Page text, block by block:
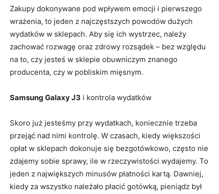
Zakupy dokonywane pod wpływem emocji i pierwszego
wrażenia, to jeden z najczęstszych powodów dużych
wydatków w sklepach. Aby się ich wystrzec, należy
zachować rozwagę oraz zdrowy rozsądek – bez względu
na to, czy jesteś w sklepie obuwniczym znanego
producenta, czy w pobliskim mięsnym.
Samsung Galaxy J3 i kontrola wydatków
Skoro już jesteśmy przy wydatkach, koniecznie trzeba
przejąć nad nimi kontrolę. W czasach, kiedy większości
opłat w sklepach dokonuje się bezgotówkowo, często nie
zdajemy sobie sprawy, ile w rzeczywistości wydajemy. To
jeden z największych minusów płatności kartą. Dawniej,
kiedy za wszystko należało płacić gotówką, pieniądz był